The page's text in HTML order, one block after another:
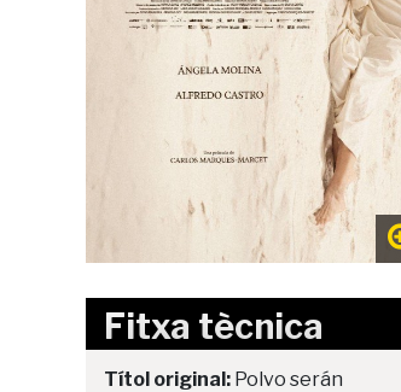
Fitxa tècnica
Títol original: Polvo serán